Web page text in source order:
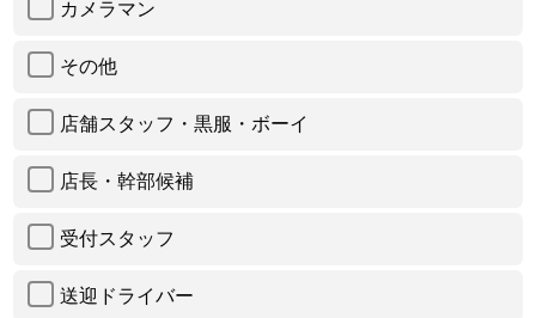
カメラマン
その他
店舗スタッフ・黒服・ボーイ
店長・幹部候補
受付スタッフ
送迎ドライバー